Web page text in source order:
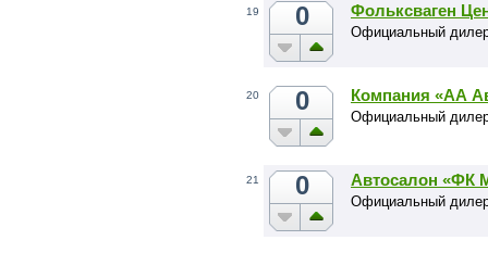
19 0 Фольксваген
Официальный
20 0 Компания «АА
Официальный
21 0 Автосалон «ФК
Официальный